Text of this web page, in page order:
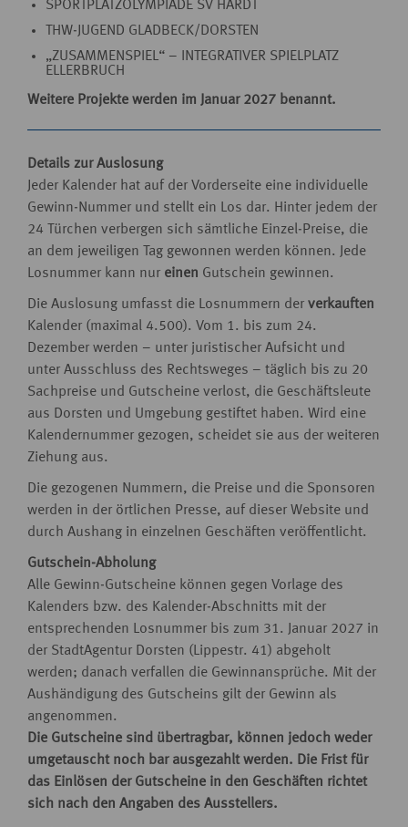
SPORTPLATZOLYMPIADE SV HARDT
THW-JUGEND GLADBECK/DORSTEN
„ZUSAMMENSPIEL“ – INTEGRATIVER SPIELPLATZ
ELLERBRUCH
Weitere Projekte werden im Januar 2027 benannt.
Details zur Auslosung
Jeder Kalender hat auf der Vorderseite eine individuelle
Gewinn-Nummer und stellt ein Los dar. Hinter jedem der
24 Türchen verbergen sich sämtliche Einzel-Preise, die
an dem jeweiligen Tag gewonnen werden können. Jede
Losnummer kann nur einen Gutschein gewinnen.
Die Auslosung umfasst die Losnummern der verkauften
Kalender (maximal 4.500). Vom 1. bis zum 24.
Dezember werden – unter juristischer Aufsicht und
unter Ausschluss des Rechtsweges – täglich bis zu 20
Sachpreise und Gutscheine verlost, die Geschäftsleute
aus Dorsten und Umgebung gestiftet haben. Wird eine
Kalendernummer gezogen, scheidet sie aus der weiteren
Ziehung aus.
Die gezogenen Nummern, die Preise und die Sponsoren
werden in der örtlichen Presse, auf dieser Website und
durch Aushang in einzelnen Geschäften veröffentlicht.
Gutschein-Abholung
Alle Gewinn-Gutscheine können gegen Vorlage des
Kalenders bzw. des Kalender-Abschnitts mit der
entsprechenden Losnummer bis zum 31. Januar 2027 in
der StadtAgentur Dorsten (Lippestr. 41) abgeholt
werden; danach verfallen die Gewinnansprüche. Mit der
Aushändigung des Gutscheins gilt der Gewinn als
angenommen.
Die Gutscheine sind übertragbar, können jedoch weder
umgetauscht noch bar ausgezahlt werden. Die Frist für
das Einlösen der Gutscheine in den Geschäften richtet
sich nach den Angaben des Ausstellers.